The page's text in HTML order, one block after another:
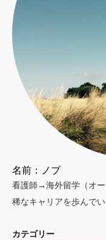
名前：ノブ
看護師→海外留学（オ
稀なキャリアを歩んで
カテゴリー